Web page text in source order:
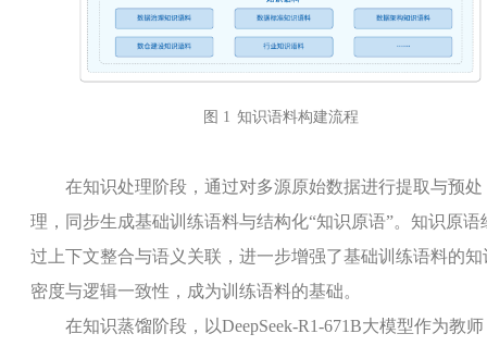
图 1 知识语料构建流程
在知识处理阶段，通过对多源原始数据进行提取与预处
理，同步生成基础训练语料与结构化“知识原语”。知识原语
过上下文整合与语义关联，进一步增强了基础训练语料的知
密度与逻辑一致性，成为训练语料的基础。
在知识蒸馏阶段，以DeepSeek-R1-671B大模型作为教师